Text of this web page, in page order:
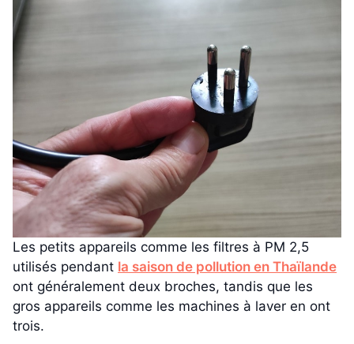
Les petits appareils comme les filtres à PM 2,5
utilisés pendant la saison de pollution en Thaïlande
ont généralement deux broches, tandis que les
gros appareils comme les machines à laver en ont
trois.